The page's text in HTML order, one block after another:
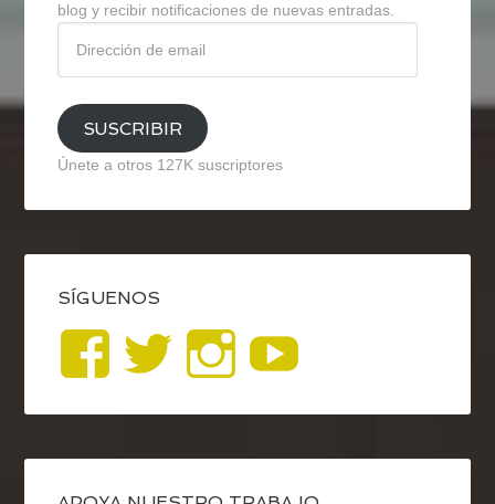
blog y recibir notificaciones de nuevas entradas.
email
SUSCRIBIR
Únete a otros 127K suscriptores
SÍGUENOS
Ver
perfil
de
Ver
perfil
de
Ver
perfil
de